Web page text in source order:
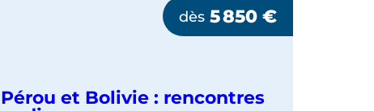
dès 5 850 €
Pérou et Bolivie : rencontres